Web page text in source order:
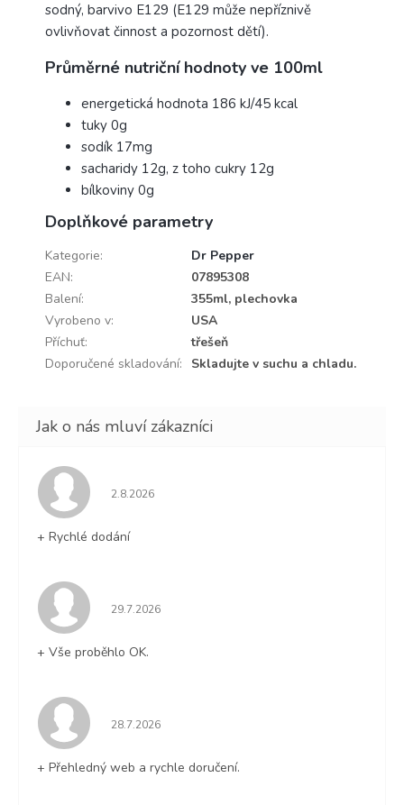
sodný, barvivo E129 (E129 může nepříznivě
ovlivňovat činnost a pozornost dětí).
Průměrné nutriční hodnoty ve 100ml
energetická hodnota 186 kJ/45 kcal
tuky 0g
sodík 17mg
sacharidy 12g, z toho cukry 12g
bílkoviny 0g
Doplňkové parametry
Kategorie:
Dr Pepper
EAN:
07895308
Balení:
355ml, plechovka
Vyrobeno v:
USA
Příchuť:
třešeň
Doporučené skladování: Skladujte v suchu a chladu.
Hodnocení obchodu je 5 z 5 hvězdiček.
2.8.2026
+ Rychlé dodání
Hodnocení obchodu je 5 z 5 hvězdiček.
29.7.2026
+ Vše proběhlo OK.
Hodnocení obchodu je 5 z 5 hvězdiček.
28.7.2026
+ Přehledný web a rychle doručení.